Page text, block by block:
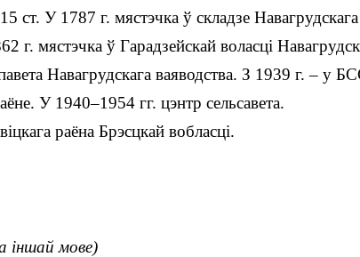
У 1787 г. мястэчка ў складзе
г. мястэчка ў Гарадзейскай воласці
Навагрудскага ваяводства. З 1939 г. – у
У 1940–1954 гг. цэнтр сельсавета.
раёна Брэсцкай вобласці.
іншай мове)